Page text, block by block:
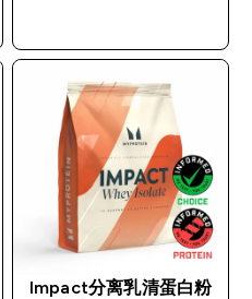
Impact分离乳清蛋白粉